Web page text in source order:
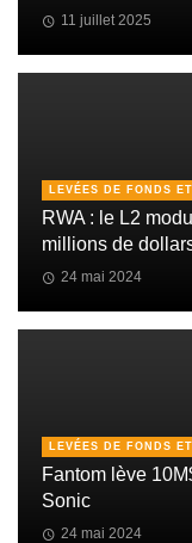
11 juillet 2025
LEVÉES DE FONDS
RWA : le L2
millions de
24 mai 2024
LEVÉES DE FONDS
Fantom lève
Sonic
24 mai 2024